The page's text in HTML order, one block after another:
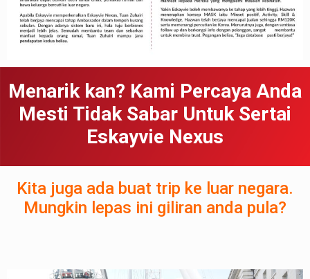
Menarik kan? Kami Percaya Anda
Mesti Tidak Sabar Untuk Sertai
Eskayvie Nexus
Kita juga ada buat trip ke luar negara.
Mungkin lepas ini giliran anda pula?